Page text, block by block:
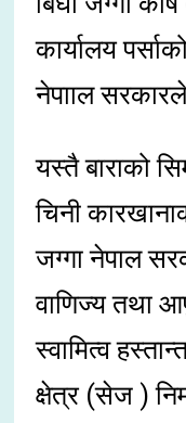
कार्यालय
नेपााल
यस्तै बाराको
चिनी
जग्गा नेपाल
वाणिज्य तथा
स्वामित्व
क्षेत्र (सेज )